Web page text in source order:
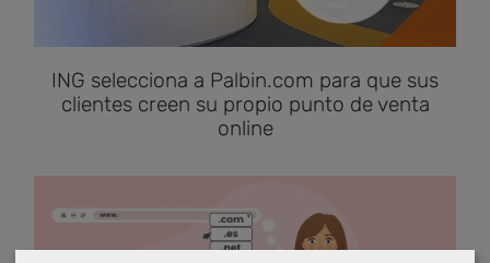
ING selecciona a Palbin.com para que sus
clientes creen su propio punto de venta
online